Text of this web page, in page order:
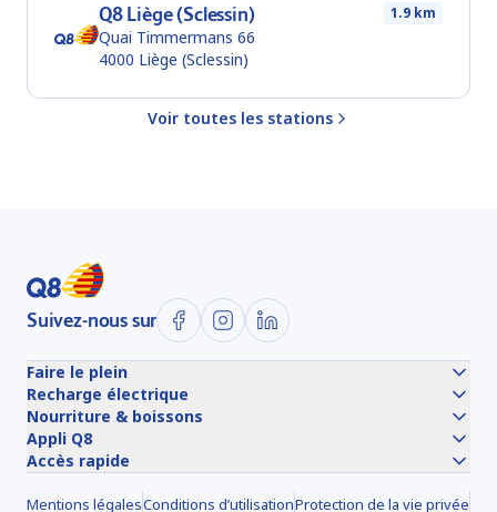
Q8 Liège (Sclessin) 1.9 km
Quai Timmermans 66
4000 Liège (Sclessin)
Voir toutes les stations
Suivez-nous sur
Faire le plein
Recharge électrique
Nourriture & boissons
Appli Q8
Accès rapide
Mentions légalesConditions d’utilisationProtection de la vie privée